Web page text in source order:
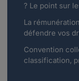
? Le point sur
La
défendre vos
Convention
classification,